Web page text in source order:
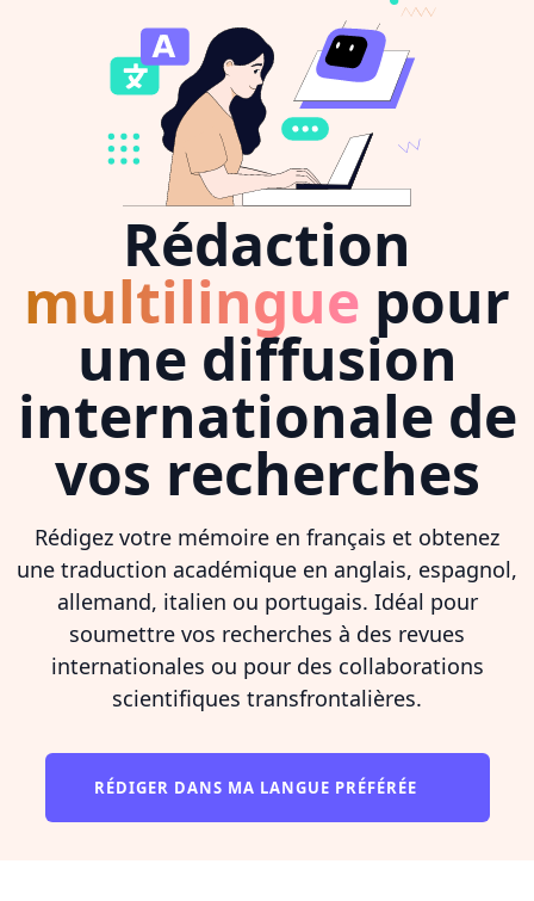
Rédaction
multilingue pour
une diffusion
internationale de
vos recherches
Rédigez votre mémoire en français et obtenez
une traduction académique en anglais, espagnol,
allemand, italien ou portugais. Idéal pour
soumettre vos recherches à des revues
internationales ou pour des collaborations
scientifiques transfrontalières.
RÉDIGER DANS MA LANGUE PRÉFÉRÉE